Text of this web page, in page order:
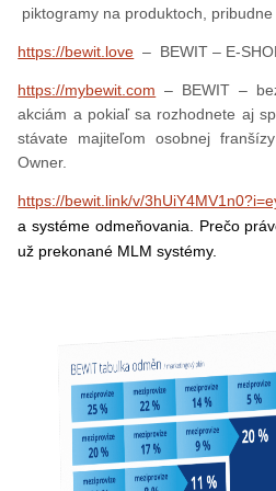
piktogramy na produktoch,
https://bewit.love – BEWIT – E-
https://mybewit.com – BEWIT –
akciám a pokiaľ sa rozhodnete aj
stávate majiteľom osobnej
Owner.
https://bewit.link/v/
a systéme odmeňovania. Prečo
už prekonané MLM systémy.